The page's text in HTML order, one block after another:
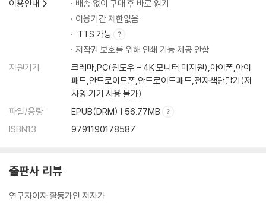
이용안내
배송 없이 구매 후 바로 읽기
이용기간 제한없음
TTS 가능
저작권 보호를 위해 인쇄 기능 제공 안함
지원기기
크레마,PC(윈도우 - 4K 모니터 미지원),아이폰,아이
패드,안드로이드폰,안드로이드패드,전자책단말기(저
사양 기기 사용 불가)
파일/용량
EPUB(DRM) | 56.77MB
ISBN13
9791190178587
출판사 리뷰
연구자이자 활동가인 저자가